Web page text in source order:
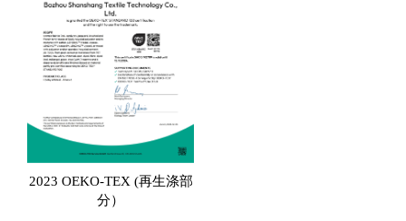
2023 OEKO-TEX (再生涤部
分）